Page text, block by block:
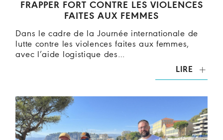
FRAPPER FORT CONTRE LES VIOLENCES
FAITES AUX FEMMES
Dans le cadre de la Journée internationale de
lutte contre les violences faites aux femmes,
avec l’aide logistique des…
LIRE